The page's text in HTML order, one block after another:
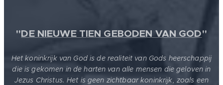
"DE NIEUWE TIEN GEBODEN VAN GOD"
Het koninkrijk van God is de realiteit van Gods heerschappij
die is gekomen in de harten van alle mensen die geloven in
Jezus Christus. Het is geen zichtbaar koninkrijk, zoals een